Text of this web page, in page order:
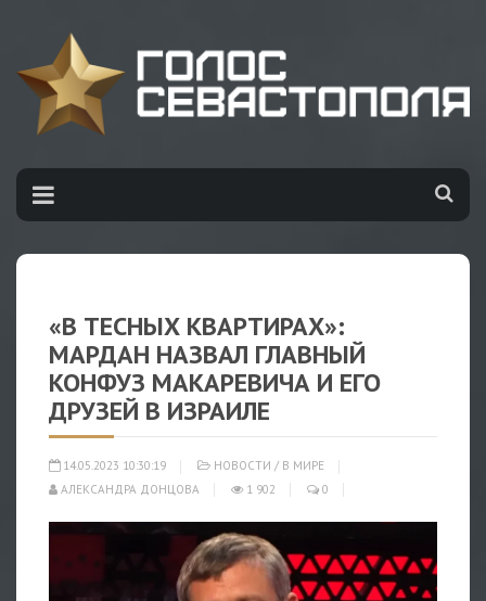
«В ТЕСНЫХ КВАРТИРАХ»:
МАРДАН НАЗВАЛ ГЛАВНЫЙ
КОНФУЗ МАКАРЕВИЧА И ЕГО
ДРУЗЕЙ В ИЗРАИЛЕ
14.05.2023 10:30:19 НОВОСТИ / В МИРЕ
АЛЕКСАНДРА ДОНЦОВА
1 902 0